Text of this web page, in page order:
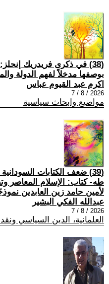
(38) في ذكرى فريدريك
بوصفها مدخلاً لفهم الدولة
اكرم عبد القيوم عباس
2026 / 8 / 7
مواضيع وابحاث سياسية
(39) ضعف الكتابات
لأمين حامد زين العابدين نموذجًا
عبدالله الفكي البشير
2026 / 8 / 7
العلمانية، الدين السياسي